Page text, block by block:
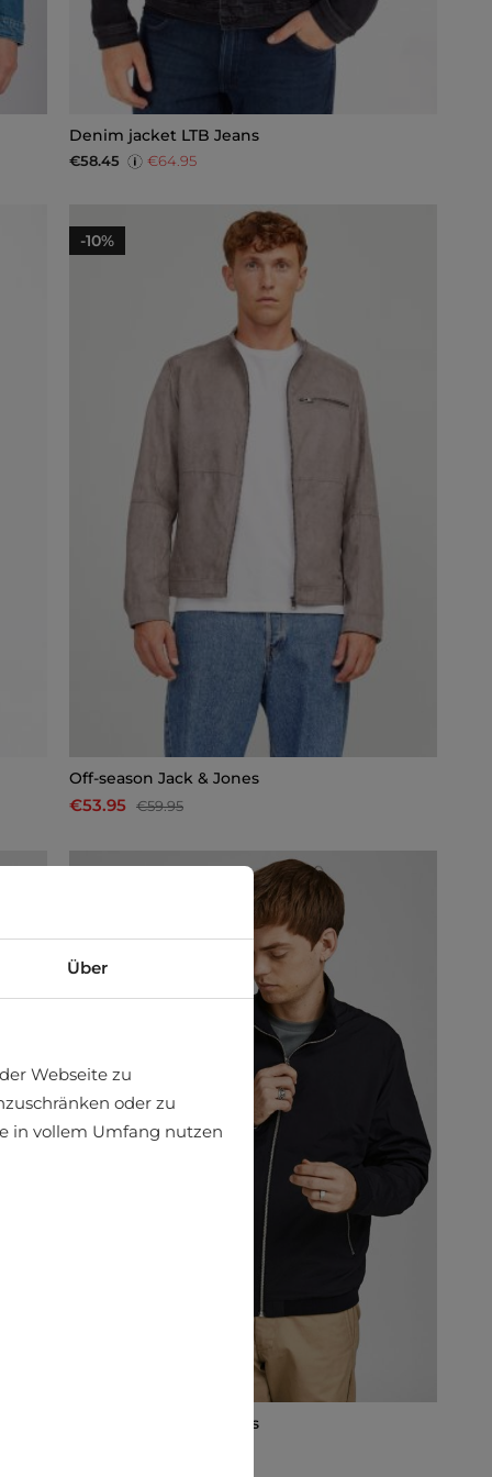
Denim jacket LTB Jeans
€58.45 €64.95
-10%
Off-season Jack & Jones
€53.95 €59.95
Off-season Jack & Jones
Über
Webseite zu
oder zu
in vollem Umfang nutzen